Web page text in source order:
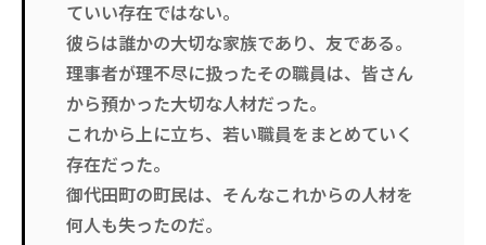
ていい存在ではない。
彼らは誰かの大切な家族であり、友である。
理事者が理不尽に扱ったその職員は、皆さん
から預かった大切な人材だった。
これから上に立ち、若い職員をまとめていく
存在だった。
御代田町の町民は、そんなこれからの人材を
何人も失ったのだ。